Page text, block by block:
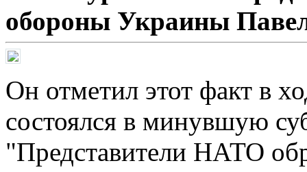
обороны Украины
Он отметил этот факт в
состоялся в минувшую
"Представители НАТО